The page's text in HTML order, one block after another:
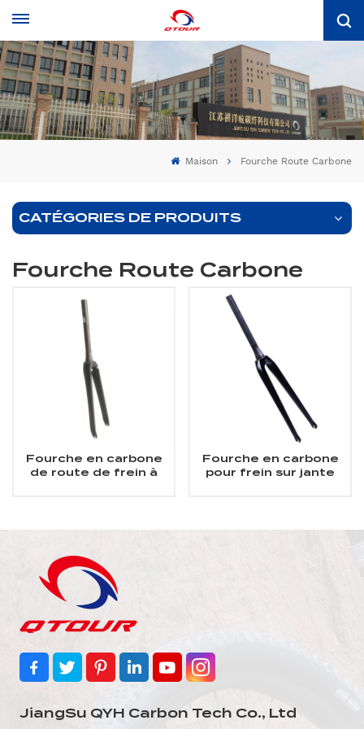
Maison Fourche Route Carbone
CATÉGORIES DE PRODUITS
Fourche Route Carbone
Fourche en carbone
de route de frein à
Fourche en carbone
pour frein sur jante
JiangSu QYH Carbon Tech Co., Ltd